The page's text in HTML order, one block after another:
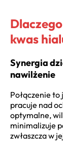
kwas
Synergia
nawilżenie
Połączenie
pracuje nad
optymalne,
minimalizuje
zwłaszcza w